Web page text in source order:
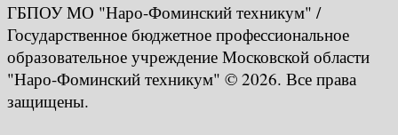
ГБПОУ МО "Наро-Фоминский техникум" /
Государственное бюджетное профессиональное
образовательное учреждение Московской области
"Наро-Фоминский техникум" © 2026. Все права
защищены.